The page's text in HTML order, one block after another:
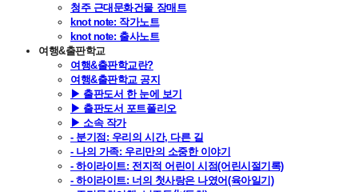
청주 근대문화건물 장매트
knot note: 작가노트
knot note: 출사노트
여행&출판학교
여행&출판학교란?
여행&출판학교 공지
▶ 출판도서 한 눈에 보기
▶ 출판도서 포트폴리오
▶ 소속 작가
- 분기점: 우리의 시간, 다른 길
- 나의 가족: 우리만의 소중한 이야기
- 하이라이트: 전지적 어린이 시점(어린시절기록)
- 하이라이트: 너의 첫사랑은 나였어(육아일기)